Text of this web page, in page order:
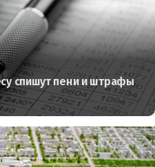
спишут пени и штрафы